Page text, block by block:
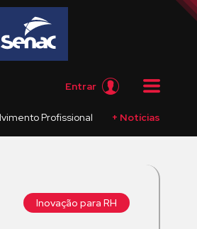
Entrar
Profissional + Notícias
Inovação para RH